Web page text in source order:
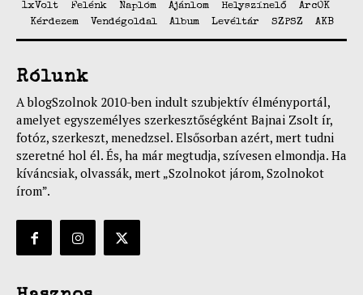
1xVolt Felénk Naplóm Ajánlom Helyszínelő
ArcOK
Kérdezem
Vendégoldal Album Levéltár SZPSZ AKB
Rólunk
A blogSzolnok 2010-ben indult szubjektív élményportál,
amelyet egyszemélyes szerkesztőségként Bajnai Zsolt ír,
fotóz, szerkeszt, menedzsel. Elsősorban azért, mert tudni
szeretné hol él. És, ha már megtudja, szívesen elmondja. Ha
kíváncsiak, olvassák, mert „Szolnokot járom, Szolnokot
írom”.